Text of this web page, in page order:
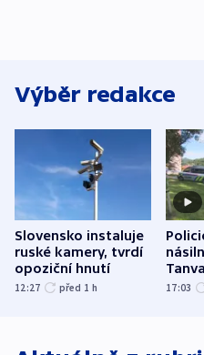
Výběr redakce
Slovensko instaluje
ruské kamery, tvrdí
opoziční hnutí
12:27 před 1 h 17:03